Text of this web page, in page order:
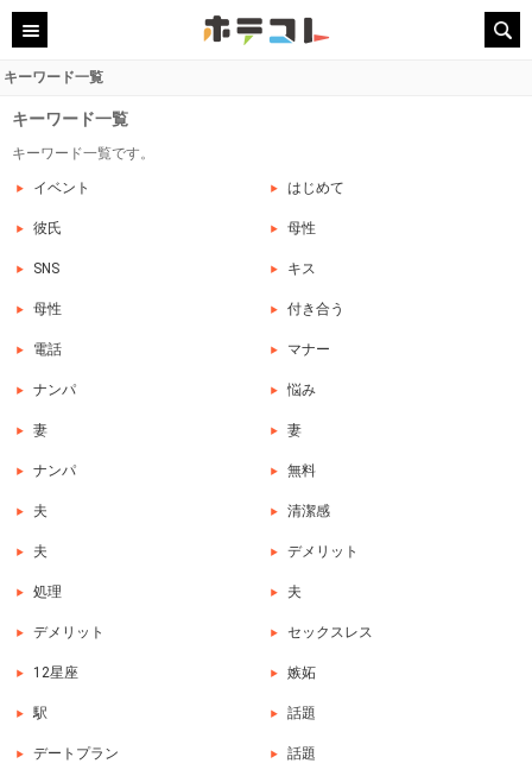
キーワード一覧
キーワード一覧
キーワード一覧です。
イベント はじめて
彼氏 母性
SNS キス
母性 付き合う
電話 マナー
ナンパ 悩み
妻 妻
ナンパ 無料
夫 清潔感
夫 デメリット
処理 夫
デメリット セックスレス
12星座 嫉妬
駅 話題
デートプラン 話題